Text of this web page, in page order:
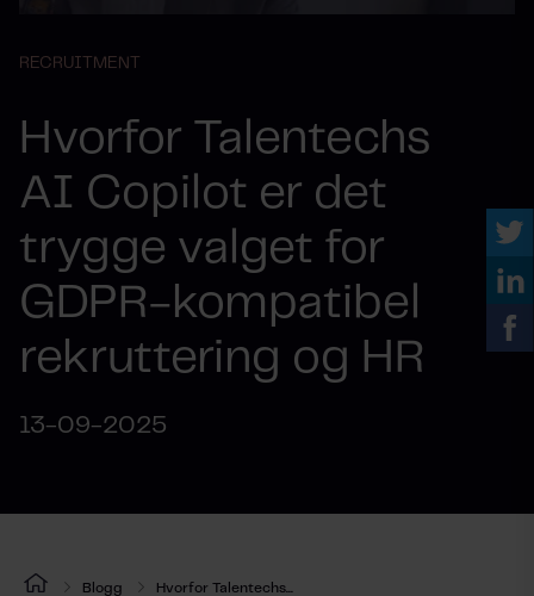
RECRUITMENT
Hvorfor Talentechs
AI Copilot er det
trygge valget for
GDPR-kompatibel
rekruttering og HR
13-09-2025
Blogg Hvorfor Talentechs...